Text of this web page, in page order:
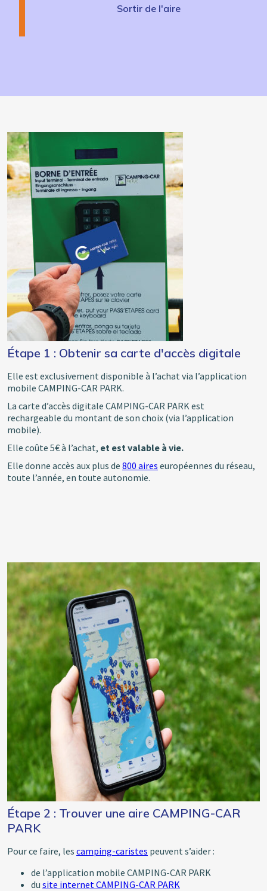
Sortir de l'aire
Étape 1 : Obtenir sa carte d'accès digitale
Elle est exclusivement disponible à l’achat via l’application
mobile CAMPING-CAR PARK.
La carte d’accès digitale CAMPING-CAR PARK est
rechargeable du montant de son choix (via l’application
mobile).
Elle coûte 5€ à l’achat, et est valable à vie.
Elle donne accès aux plus de 800 aires européennes du réseau,
toute l’année, en toute autonomie.
Étape 2 : Trouver une aire CAMPING-CAR
PARK
Pour ce faire, les camping-caristes peuvent s’aider :
de l’application mobile CAMPING-CAR PARK
du site internet CAMPING-CAR PARK